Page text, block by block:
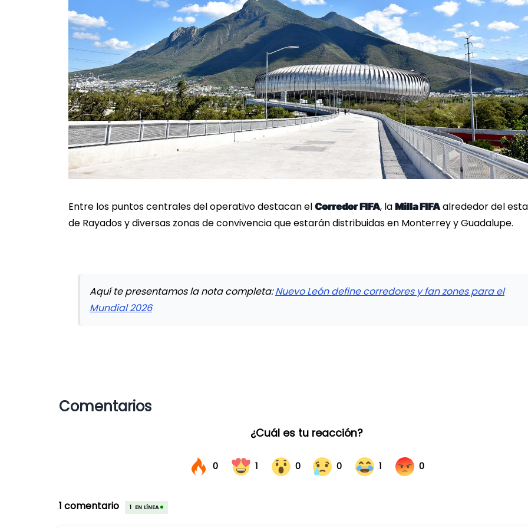
Entre los puntos centrales del operativo destacan el Corredor FIFA, la Milla FIFAalrededor del
de Rayados y diversas zonas de convivencia que estarán distribuidas en Monterrey y Guadalupe.
Aquí te presentamos la nota completa:Nuevo León define corredores y fan zones para el
Mundial 2026
Comentarios